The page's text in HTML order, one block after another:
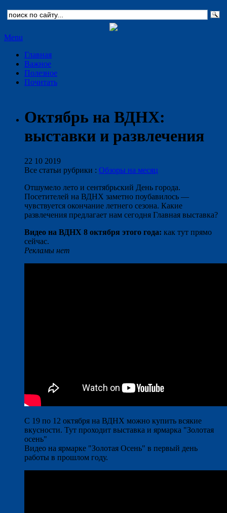
Menu
Главная
Важное
Полезное
Почитать
Октябрь на ВДНХ:
выставки и развлечения
22 10 2019
Все статьи рубрики : Обзоры на месяц
Отшумело лето и сентябрьский День города.
Посетителей на ВДНХ заметно поубавилось —
чувствуется окончание летнего сезона. Какие
развлечения предлагает нам сегодня Главная выставка?
Видео на ВДНХ 8 октября этого года: как тут прямо
сейчас.
Рекламы нет
С 19 по 12 октября на ВДНХ можно купить всякие
вкусности. Тут проходит выставка и ярмарка "Золотая
осень"
Видео на ярмарке "Золотая Осень" в первый день
работы в прошлом году.